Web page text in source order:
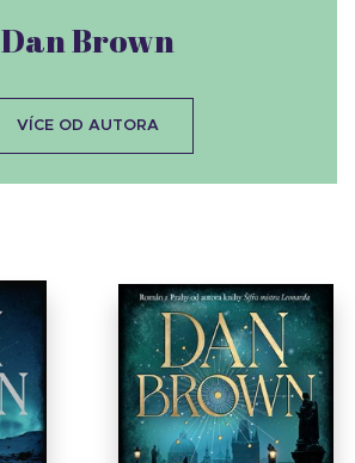
Dan Brown
VÍCE OD AUTORA